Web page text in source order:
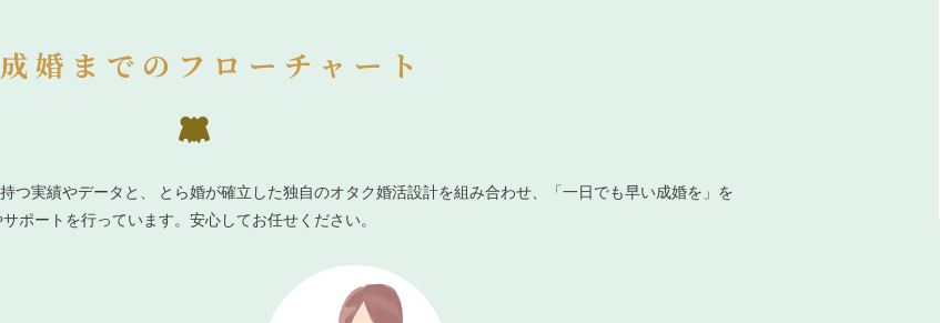
婚までのフローチャート
つ実績やデータと、 とら婚が確立した独自のオタク婚活設計を組み合わせ、「一日でも早い成婚を」を
ポートを行っています。安心してお任せください。